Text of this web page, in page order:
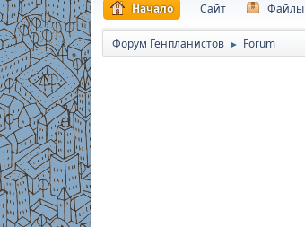
Начало Сайт Файлы
Форум Генпланистов ► Forum